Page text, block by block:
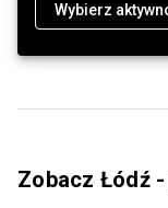
Wybierz
Zobacz Łódź